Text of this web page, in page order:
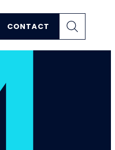
CONTACT